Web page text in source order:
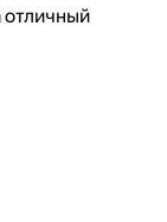
отличный